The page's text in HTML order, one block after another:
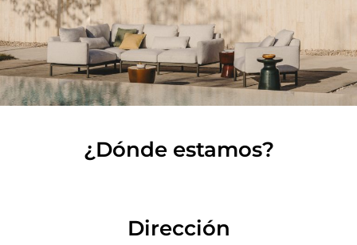
¿Dónde estamos?
Dirección